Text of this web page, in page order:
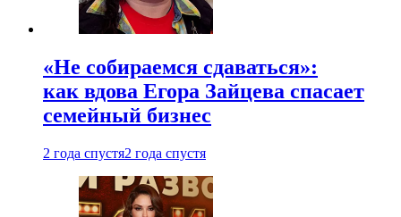
«Не собираемся сдаваться»:
как вдова Егора Зайцева спасает
семейный бизнес
2 года спустя2 года спустя